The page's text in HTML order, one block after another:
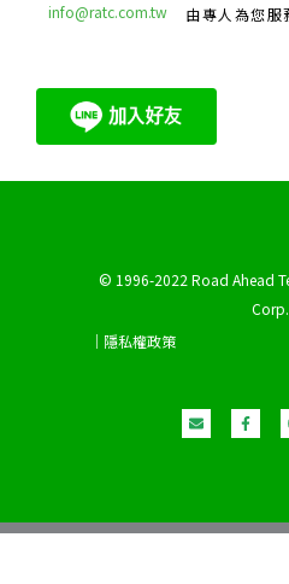
info@ratc.com.tw
由專人為您服
© 1996-2022 Road Ahead
Corp.
｜隱私權政策
n
v
e
a
c
e
f